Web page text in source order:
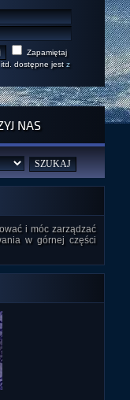
Zapamiętaj
dostępne jest z
NAS
i móc zarządzać
w górnej części